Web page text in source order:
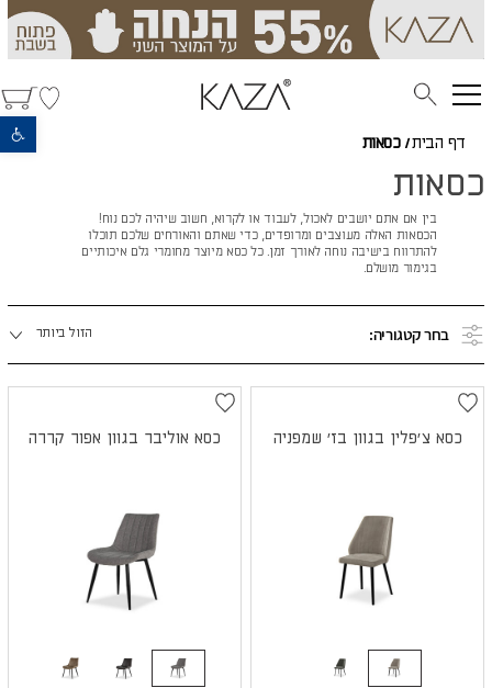
פתח סרגל נגישות
דף הבית/ כסאות
כסאות
בין אם אתם יושבים לאכול, לעבוד או לקרוא, חשוב שיהיה לכם נוח!
הכסאות האלה מעוצבים ומרופדים, כדי שאתם והאורחים שלכם תוכלו
להתרווח בישיבה נוחה לאורך זמן. כל כסא מיוצר מחומרי גלם איכותיים
בגימור מושלם.
בחר קטגוריה:
מיינו
הזול ביותר
כסא צ'פלין בגוון בז' שמפניה כסא אוליבר בגוון אפור קררה